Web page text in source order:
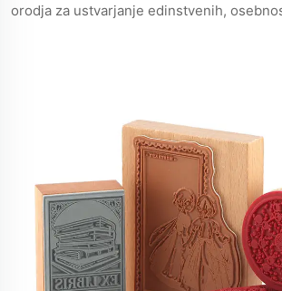
orodja za ustvarjanje edinstvenih,